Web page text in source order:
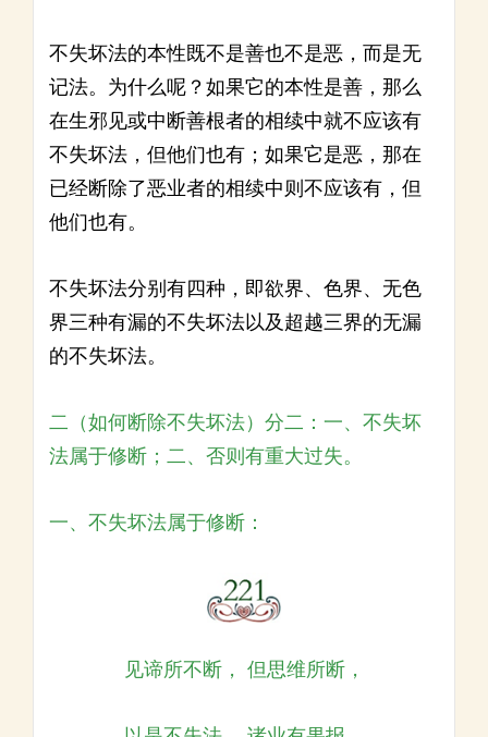
不失坏法的本性既不是善也不是恶，而是无
记法。为什么呢？如果它的本性是善，那么
在生邪见或中断善根者的相续中就不应该有
不失坏法，但他们也有；如果它是恶，那在
已经断除了恶业者的相续中则不应该有，但
他们也有。
不失坏法分别有四种，即欲界、色界、无色
界三种有漏的不失坏法以及超越三界的无漏
的不失坏法。
二（如何断除不失坏法）分二：一、不失坏
法属于修断；二、否则有重大过失。
一、不失坏法属于修断：
见谛所不断， 但思维所断，